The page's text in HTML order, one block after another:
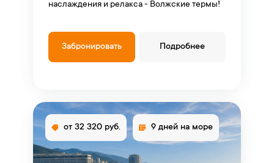
наслаждения и релакса - Волжские термы!
Забронировать Подробнее
от 32 320 руб. 9 дней на море